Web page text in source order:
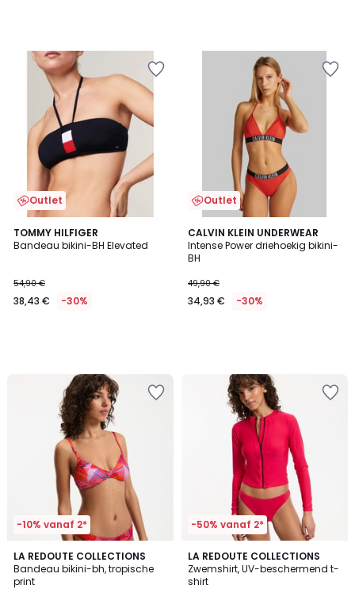
Outlet
TOMMY HILFIGER
Bandeau bikini-BH Elevated
54,90 €
38,43 € -30%
Outlet
CALVIN KLEIN UNDERWEAR
Intense Power driehoekig bikini-
BH
49,90 €
34,93 € -30%
-10% vanaf 2*
LA REDOUTE COLLECTIONS
Bandeau bikini-bh, tropische
print
2
/
5
-50% vanaf 2*
LA REDOUTE COLLECTIONS
Zwemshirt, UV-beschermend t-
shirt
4
/
5